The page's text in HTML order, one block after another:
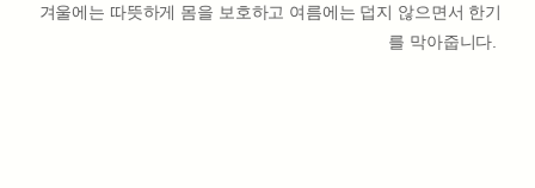
겨울에는 따뜻하게 몸을 보호하고 여름에는 덥지 않으면서 한기
를 막아줍니다.